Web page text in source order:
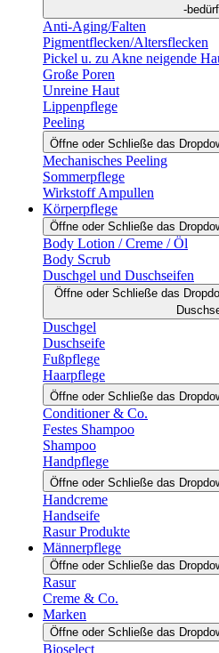
-
Anti-Aging/Falten
Pigmentflecken/Altersflecken
Pickel u. zu Akne neigende
Große Poren
Unreine Haut
Lippenpflege
Peeling
Öffne oder Schließe das
Mechanisches Peeling
Sommerpflege
Wirkstoff Ampullen
Körperpflege
Öffne oder Schließe das
Body Lotion / Creme / Öl
Body Scrub
Duschgel und Duschseifen
Öffne oder Schließe das
Duschgel
Duschseife
Fußpflege
Haarpflege
Öffne oder Schließe das
Conditioner & Co.
Festes Shampoo
Shampoo
Handpflege
Öffne oder Schließe das
Handcreme
Handseife
Rasur Produkte
Männerpflege
Öffne oder Schließe das
Rasur
Creme & Co.
Marken
Öffne oder Schließe das
Bioselect